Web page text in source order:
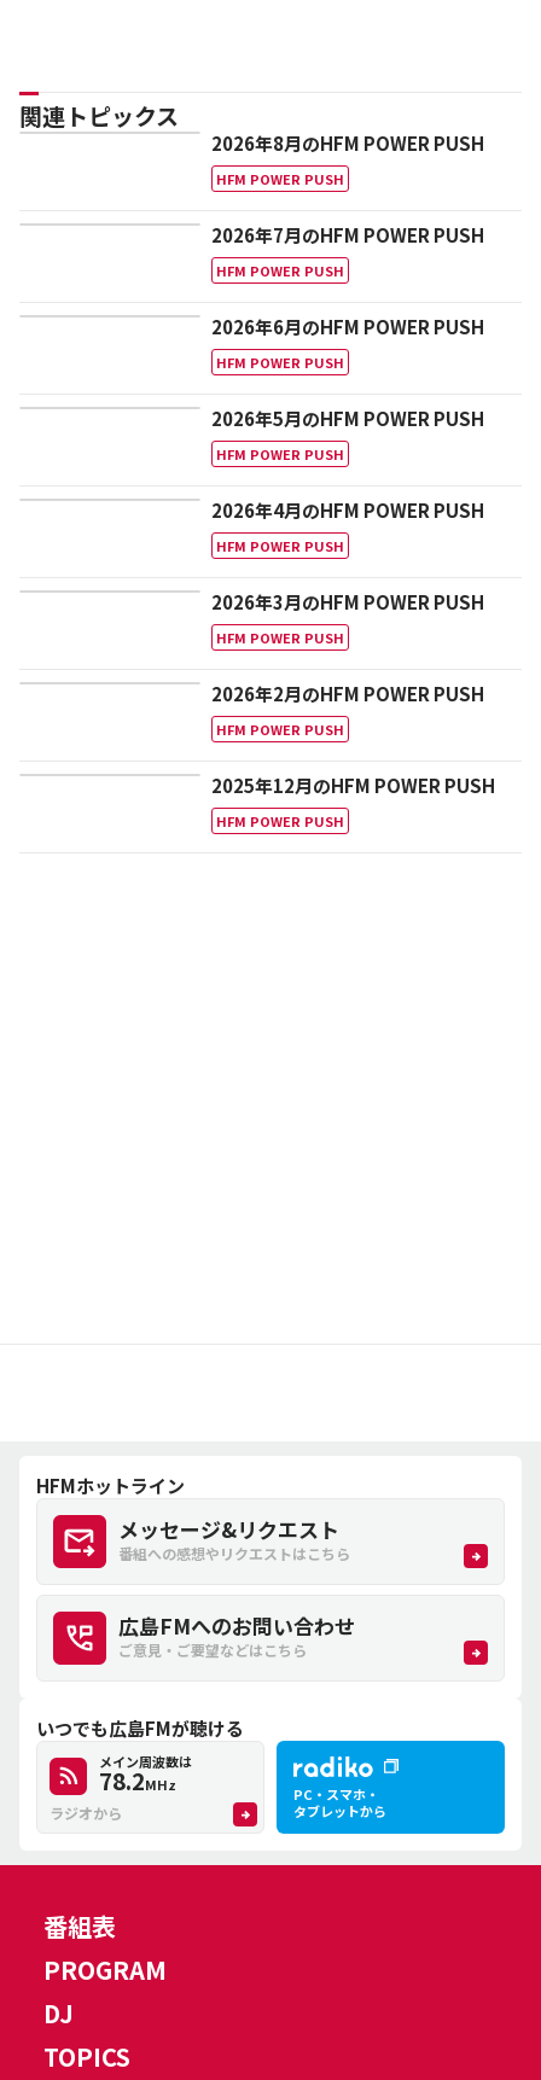
関連トピックス
2026年8月のHFM POWER PUSH
HFM POWER PUSH
2026年7月のHFM POWER PUSH
HFM POWER PUSH
2026年6月のHFM POWER PUSH
HFM POWER PUSH
2026年5月のHFM POWER PUSH
HFM POWER PUSH
2026年4月のHFM POWER PUSH
HFM POWER PUSH
2026年3月のHFM POWER PUSH
HFM POWER PUSH
2026年2月のHFM POWER PUSH
HFM POWER PUSH
2025年12月のHFM POWER PUSH
HFM POWER PUSH
HFMホットライン
メッセージ&リクエスト
番組への感想やリクエストはこちら
広島FMへのお問い合わせ
ご意見・ご要望などはこちら
いつでも広島FMが聴ける
メイン周波数は
78.2MHz
ラジオから
PC・スマホ・
タブレットから
番組表
PROGRAM
DJ
TOPICS